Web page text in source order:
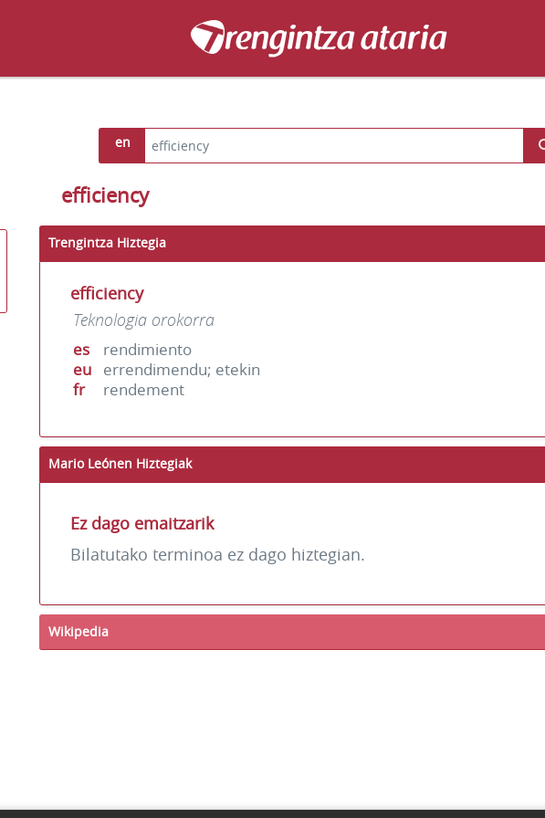
en
efficiency
Trengintza Hiztegia
efficiency
Teknologia orokorra
es
rendimiento
eu
errendimendu; etekin
fr
rendement
Mario Leónen Hiztegiak
Ez dago emaitzarik
Bilatutako terminoa ez dago hiztegian.
Wikipedia